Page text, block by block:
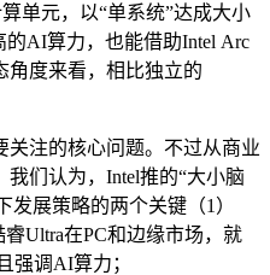
单元，以“单系统”达成大小
的AI算力，也能借助Intel Arc
度来看，相比独立的
注的核心问题。不过从商业
们认为，Intel推的“大小脑
发展策略的两个关键（1）
Ultra在PC和边缘市场，就
强调AI算力；